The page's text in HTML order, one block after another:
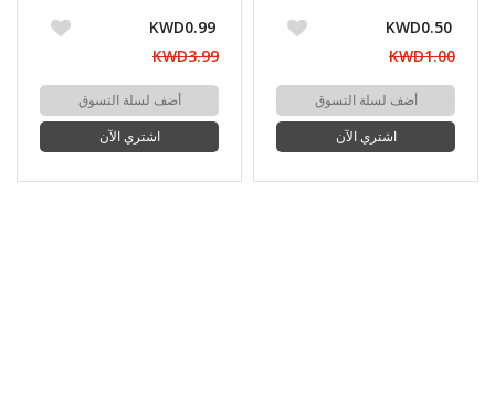
KWD0.50
KWD1.00
أضف لسلة التسوق
اشتري الآن
KWD0.99
KWD3.99
أضف لسلة التسوق
اشتري الآن